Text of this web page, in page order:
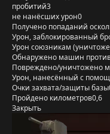
пробитий3
не нанёсших урон0
Получено попаданий
Урон, заблокированный
Урон союзникам
Обнаружено машин
Повреждено/уничтожено
Урон, нанесённый с
Очки захвата/защиты базы
Пройдено километров0,6
Закрыть